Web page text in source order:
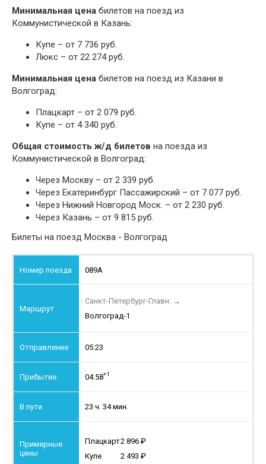
Минимальная цена билетов на поезд из
Коммунистической в Казань:
Купе – от 7 736 руб.
Люкс – от 22 274 руб.
Минимальная цена билетов на поезд из Казани в
Волгоград:
Плацкарт – от 2 079 руб.
Купе – от 4 340 руб.
Общая стоимость ж/д билетов на поезда из
Коммунистической в Волгоград:
Через Москву – от 2 339 руб.
Через Екатеринбург Пассажирский – от 7 077 руб.
Через Нижний Новгород Моск. – от 2 230 руб.
Через Казань – от 9 815 руб.
Билеты на поезд Москва - Волгоград
089А
Санкт-Петербург-Главн. →
Волгоград-1
05:23
04:58+1
23 ч. 34 мин.
Плацкарт2 896
Купе
2 493